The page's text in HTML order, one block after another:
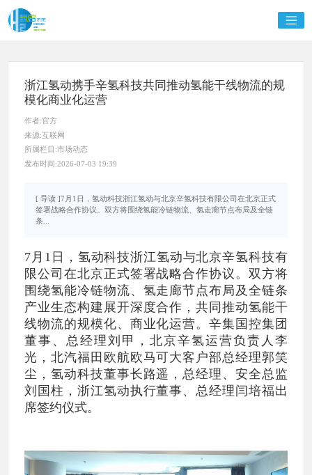
浙江氢动携手辛氢科技共同推动氢能干线物流的规
模化商业化运营
作者:官方
来源:互联网
所属栏目:市场动态
发布时间:2026-07-03 19:39
[ 导读 ]7月1日，氢动科技浙江氢动与北京辛氢科技有限公司在北京正式
签署战略合作协议。双方将围绕氢能冷链物流、氢走廊节点布局及全链
条...
7月1日，氢动科技浙江氢动与北京辛氢科技有
限公司在北京正式签署战略合作协议。双方将
围绕氢能冷链物流、氢走廊节点布局及全链条
产业生态构建展开深度合作，共同推动氢能干
线物流的规模化、商业化运营。辛集国控集团
董事、总经理刘甲，北京辛氢运营负责人李
光，北汽福田欧航欧马可大客户部总经理郭笑
尘，氢动科技董事长路遥，总经理、安全总监
刘国柱，浙江氢动执行董事、总经理闫培福出
席签约仪式。